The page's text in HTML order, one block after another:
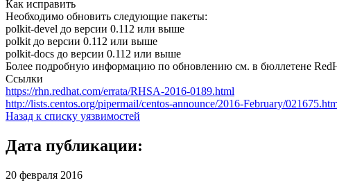
Как исправить
Необходимо обновить следующие пакеты:
polkit-devel до версии 0.112 или выше
polkit до версии 0.112 или выше
polkit-docs до версии 0.112 или выше
Более подробную информацию по обновлению см. в бюллетене
Ссылки
https://rhn.redhat.com/errata/RHSA-2016-0189.html
http://lists.centos.org/pipermail/centos-announce/2016-February/
Назад к списку уязвимостей
Дата публикации:
20 февраля 2016